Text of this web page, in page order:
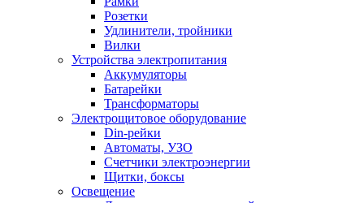
Розетки
Удлинители, тройники
Вилки
Устройства электропитания
Аккумуляторы
Батарейки
Трансформаторы
Электрощитовое оборудование
Din-рейки
Автоматы, УЗО
Счетчики электроэнергии
Щитки, боксы
Освещение